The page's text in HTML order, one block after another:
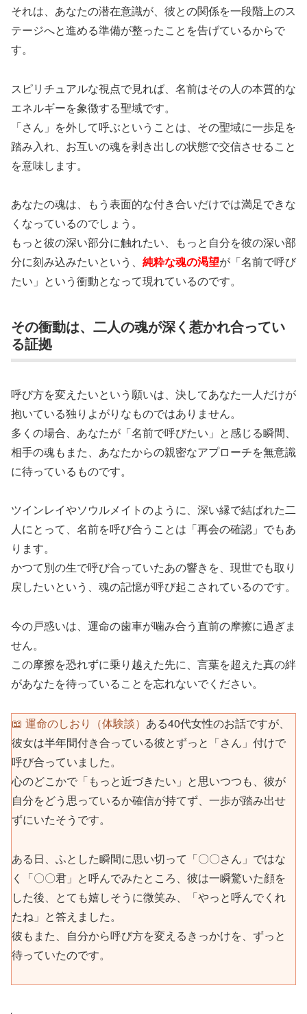
それは、あなたの潜在意識が、彼との関係を一段階上のス
テージへと進める準備が整ったことを告げているからで
す。
スピリチュアルな視点で見れば、名前はその人の本質的な
エネルギーを象徴する聖域です。
「さん」を外して呼ぶということは、その聖域に一歩足を
踏み入れ、お互いの魂を剥き出しの状態で交信させること
を意味します。
あなたの魂は、もう表面的な付き合いだけでは満足できな
くなっているのでしょう。
もっと彼の深い部分に触れたい、もっと自分を彼の深い部
分に刻み込みたいという、 純粋な魂の渇望が「名前で呼び
たい」という衝動となって現れているのです。
その衝動は、二人の魂が深く惹かれ合ってい
る証拠
呼び方を変えたいという願いは、決してあなた一人だけが
抱いている独りよがりなものではありません。
多くの場合、あなたが「名前で呼びたい」と感じる瞬間、
相手の魂もまた、あなたからの親密なアプローチを無意識
に待っているものです。
ツインレイやソウルメイトのように、深い縁で結ばれた二
人にとって、名前を呼び合うことは「再会の確認」でもあ
ります。
かつて別の生で呼び合っていたあの響きを、現世でも取り
戻したいという、魂の記憶が呼び起こされているのです。
今の戸惑いは、運命の歯車が噛み合う直前の摩擦に過ぎま
せん。
この摩擦を恐れずに乗り越えた先に、言葉を超えた真の絆
があなたを待っていることを忘れないでください。
📖 運命のしおり（体験談） ある40代女性のお話ですが、
彼女は半年間付き合っている彼とずっと「さん」付けで
呼び合っていました。
心のどこかで「もっと近づきたい」と思いつつも、彼が
自分をどう思っているか確信が持てず、一歩が踏み出せ
ずにいたそうです。
ある日、ふとした瞬間に思い切って「〇〇さん」ではな
く「〇〇君」と呼んでみたところ、彼は一瞬驚いた顔を
した後、とても嬉しそうに微笑み、「やっと呼んでくれ
たね」と答えました。
彼もまた、自分から呼び方を変えるきっかけを、ずっと
待っていたのです。